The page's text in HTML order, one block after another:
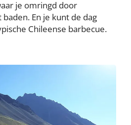
je omringd door
En je kunt de dag
Chileense barbecue.